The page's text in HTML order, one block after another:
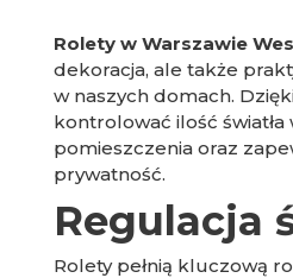
Rolety w Warszawie
dekoracja, ale także
w naszych domach.
kontrolować ilość
pomieszczenia oraz
prywatność.
Regulacja
Rolety pełnią kluczową